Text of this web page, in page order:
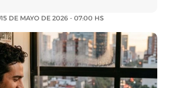
15 DE MAYO DE 2026 - 07:00 HS